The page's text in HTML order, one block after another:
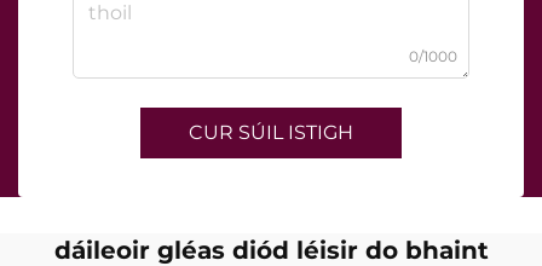
0/1000
CUR SÚIL ISTIGH
dáileoir gléas diód léisir do bhaint